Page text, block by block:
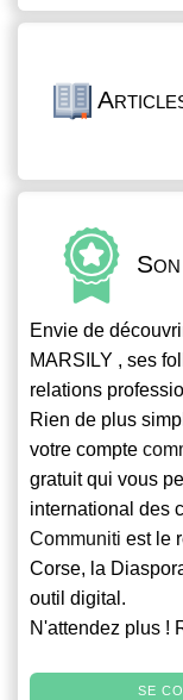
Envie de
MARSILY , ses
relations
Rien de plus
votre compte
gratuit qui vous
international des
Communiti est le
Corse, la
outil digital.
N'attendez plus !
SE